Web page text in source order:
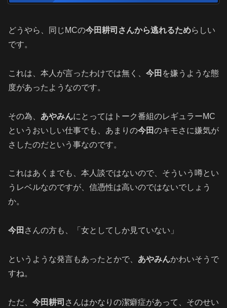
どうやら、同じMCの今田耕司さんから逃れるためらしい
です。
これは、本人が言ったわけでは無く、 今田 を嫌うような態
度があったようなのです。
その為、 あやみんにとってはトーク番組のレギュラーMC
というおいしい仕事でも、あまりの今田のキモさに嫌気が
さしたのだという事なのです。
これはあくまでも、本人談ではないので、そういう噂とい
うレベルなのですが、信憑性は高いのではないでしょう
か。
今田 さんの方も、「女としてしか見ていない」
というような発言もあったとかで、 あやみんかわいそうで
すね。
ただ、 今田耕司 さんはかなりの潔癖症があって、そのせい